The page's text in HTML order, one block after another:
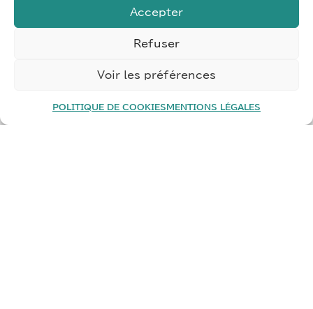
Accepter
Refuser
Voir les préférences
POLITIQUE DE COOKIESMENTIONS LÉGALES
ILS NOUS FONT
CONFIANCE